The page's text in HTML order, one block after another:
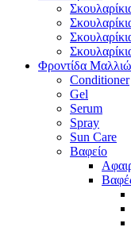
Φροντίδα
Conditioner
Gel
Serum
Spray
Sun Care
Βαφείο